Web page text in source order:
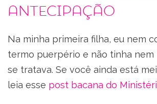
antecipação
Na minha primeira filha, eu nem
termo puerpério e não tinha nem
se tratava. Se você ainda está
leia esse post bacana do